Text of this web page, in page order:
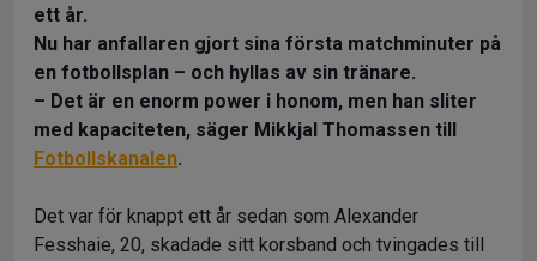
ett år.
Nu har anfallaren gjort sina första matchminuter på
en fotbollsplan – och hyllas av sin tränare.
– Det är en enorm power i honom, men han sliter
med kapaciteten, säger Mikkjal Thomassen till
Fotbollskanalen.
Det var för knappt ett år sedan som Alexander
Fesshaie, 20, skadade sitt korsband och tvingades till